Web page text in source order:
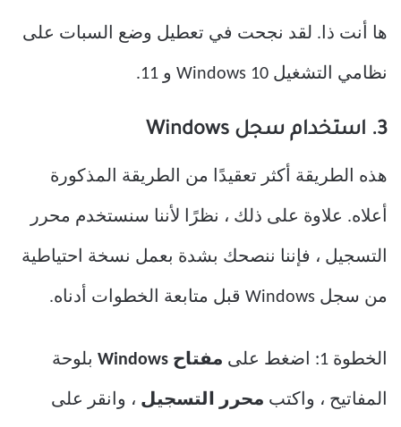
ها أنت ذا. لقد نجحت في تعطيل وضع السبات على
نظامي التشغيل Windows 10 و 11.
3. استخدام سجل Windows
هذه الطريقة أكثر تعقيدًا من الطريقة المذكورة
أعلاه. علاوة على ذلك ، نظرًا لأننا سنستخدم محرر
التسجيل ، فإننا ننصحك بشدة بعمل نسخة احتياطية
من سجل Windows قبل متابعة الخطوات أدناه.
الخطوة 1: اضغط على مفتاح Windows بلوحة
المفاتيح ، واكتب محرر التسجيل ، وانقر على